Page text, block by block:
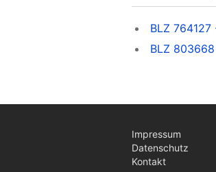
BLZ
BLZ
Impressum
Datenschutz
Kontakt